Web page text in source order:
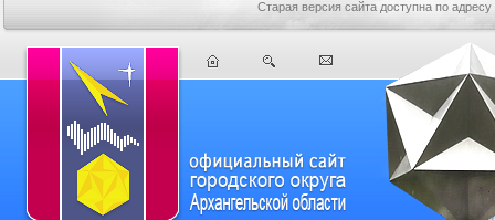
Старая версия сайта доступна по адресу